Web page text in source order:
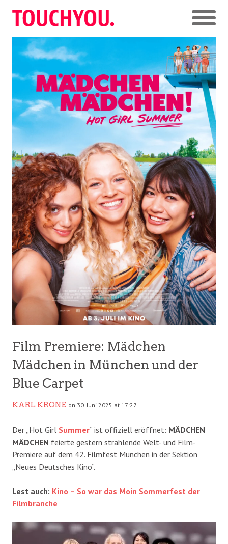
Film Premiere: Mädchen
Mädchen in München und der
Blue Carpet
KARL KRONE on 30. Juni 2025 at 17:27
Der „Hot Girl Summer“ ist offiziell eröffnet: MÄDCHEN
MÄDCHEN feierte gestern strahlende Welt- und Film-
Premiere auf dem 42. Filmfest München in der Sektion
„Neues Deutsches Kino“.
Lest auch: Kino – So war das Moin Sommerfest der
Filmbranche